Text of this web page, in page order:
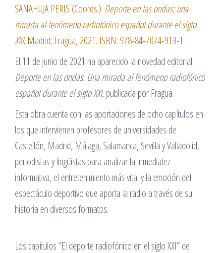
SANAHUJA PERIS (Coords.): Deporte en las ondas: una
mirada al fenómeno radiofónico español durante el siglo
XXI. Madrid: Fragua, 2021. ISBN: 978-84-7074-913-1.
El 11 de junio de 2021 ha aparecido la novedad editorial
Deporte en las ondas: Una mirada al fenómeno radiofónico
español durante el siglo XXI, publicada por Fragua.
Esta obra cuenta con las aportaciones de ocho capítulos en
los que intervienen profesores de universidades de
Castellón, Madrid, Málaga, Salamanca, Sevilla y Valladolid,
periodistas y lingüistas para analizar la inmediatez
informativa, el entretenimiento más vital y la emoción del
espectáculo deportivo que aporta la radio a través de su
historia en diversos formatos.
Los capítulos “El deporte radiofónico en el siglo XXI” de